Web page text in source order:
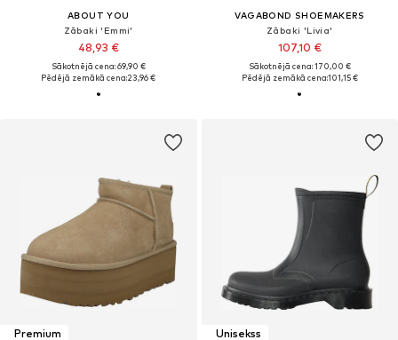
ABOUT YOU
Zābaki 'Emmi'
48,93 €
Sākotnējā cena: 69,90 €
Pēdējā zemākā cena:23,96 €
VAGABOND SHOEMAKERS
Zābaki 'Livia'
107,10 €
Sākotnējā cena: 170,00 €
Pēdējā zemākā cena:101,15 €
Premium Unisekss